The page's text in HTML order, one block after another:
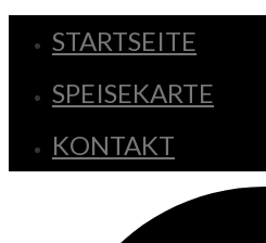
STARTSEITE
SPEISEKARTE
KONTAKT